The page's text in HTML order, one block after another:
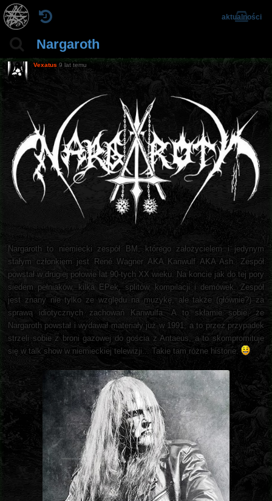
Nargaroth
aktualności
Vexatus 9 lat temu
Nargaroth to niemiecki zespół BM, którego założycielem i jedynym
stałym członkiem jest René Wagner AKA Kanwulf AKA Ash. Zespół
powstał w drugiej połowie lat 90-tych XX wieku. Na koncie jak do tej pory
siedem pełniaków, kilka EPek, splitów, kompilacji i demówek. Zespół
jest znany nie tylko ze względu na muzykę, ale także (głównie?) za
sprawą idiotycznych zachowań Kanwulfa. A to skłamie sobie, że
Nargaroth powstał i wydawał materiały już w 1991, a to przez przypadek
strzeli sobie z broni gazowej do gościa z Antaeus, a to skompromituje
się w talk show w niemieckiej telewizji... Takie tam różne historie.